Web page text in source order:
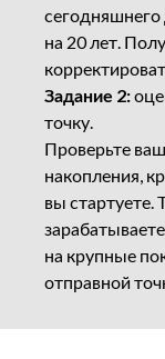
на 20 лет.
Задание 2:
точку.
Проверьте
накопления,
вы стартуете.
на крупные
отправной